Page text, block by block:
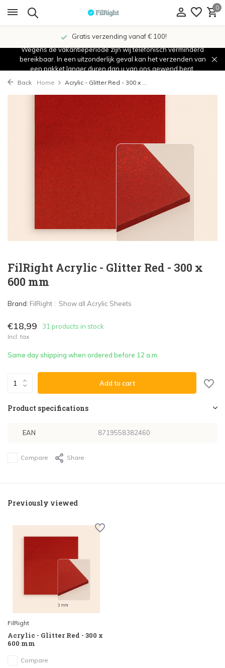
0
Gratis verzending vanaf € 100!
Wegens de vakantieperiode zijn wij telefonisch verminderd
bereikbaar. In een uitzonderlijk geval kan het verzenden van
een pakket langer duren dan u van ons gewend bent.
Back Home Acrylic - Glitter Red - 300 x ...
FilRight Acrylic - Glitter Red - 300 x
600 mm
Brand: FilRight Show all Acrylic Sheets
€18,99 31 products in stock
Incl. tax
Same day shipping when ordered before 12 a.m.
Add to cart
Product specifications
EAN 8719558382460
Compare Share
Previously viewed
FilRight
Acrylic - Glitter Red - 300 x
600 mm
Compare